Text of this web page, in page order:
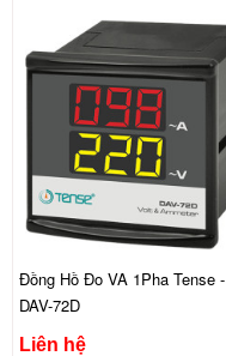
Đồng Hồ Đo VA 1Pha Tense -
DAV-72D
Liên hệ